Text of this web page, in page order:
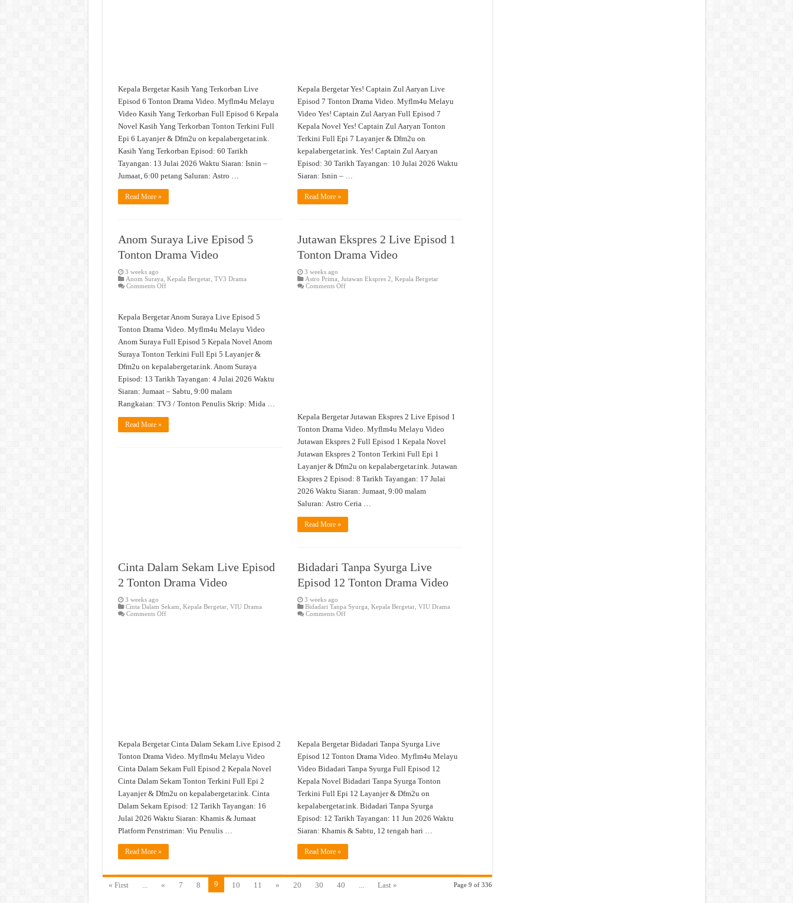
Kepala Bergetar Kasih Yang Terkorban Live
Episod 6 Tonton Drama Video. Myflm4u Melayu
Video Kasih Yang Terkorban Full Episod 6 Kepala
Novel Kasih Yang Terkorban Tonton Terkini Full
Epi 6 Layanjer & Dfm2u on kepalabergetar.ink.
Kasih Yang Terkorban Episod: 60 Tarikh
Tayangan: 13 Julai 2026 Waktu Siaran: Isnin –
Jumaat, 6:00 petang Saluran: Astro …
Read More »
Kepala Bergetar Yes! Captain Zul Aaryan Live
Episod 7 Tonton Drama Video. Myflm4u Melayu
Video Yes! Captain Zul Aaryan Full Episod 7
Kepala Novel Yes! Captain Zul Aaryan Tonton
Terkini Full Epi 7 Layanjer & Dfm2u on
kepalabergetar.ink. Yes! Captain Zul Aaryan
Episod: 30 Tarikh Tayangan: 10 Julai 2026 Waktu
Siaran: Isnin – …
Read More »
Anom Suraya Live Episod 5
Tonton Drama Video
3 weeks ago
Anom Suraya Kepala Bergetar, TV3 Drama
Comments Offon
Episod
5
Tonton
Video
Kepala Bergetar Anom Suraya Live Episod 5
Tonton Drama Video. Myflm4u Melayu Video
Anom Suraya Full Episod 5 Kepala Novel Anom
Suraya Tonton Terkini Full Epi 5 Layanjer &
Dfm2u on kepalabergetar.ink. Anom Suraya
Episod: 13 Tarikh Tayangan: 4 Julai 2026 Waktu
Siaran: Jumaat – Sabtu, 9:00 malam
Rangkaian: TV3 / Tonton Penulis Skrip: Mida …
Read More »
Jutawan Ekspres 2 Live Episod 1
Tonton Drama Video
3 weeks ago
Astro Prima ,Jutawan Ekspres 2 ,Kepala Bergetar
Comments Offon
Kepala Bergetar Jutawan Ekspres 2 Live Episod 1
Tonton Drama Video. Myflm4u Melayu Video
Jutawan Ekspres 2 Full Episod 1 Kepala Novel
Jutawan Ekspres 2 Tonton Terkini Full Epi 1
Layanjer & Dfm2u on kepalabergetar.ink. Jutawan
Ekspres 2 Episod: 8 Tarikh Tayangan: 17 Julai
2026 Waktu Siaran: Jumaat, 9:00 malam
Saluran: Astro Ceria …
Read More »
Cinta Dalam Sekam Live Episod
2 Tonton Drama Video
3 weeks ago
Cinta Dalam Sekam Kepala Bergetar, VIU Drama
Comments Offon
Kepala Bergetar Cinta Dalam Sekam Live Episod 2
Tonton Drama Video. Myflm4u Melayu Video
Cinta Dalam Sekam Full Episod 2 Kepala Novel
Cinta Dalam Sekam Tonton Terkini Full Epi 2
Layanjer & Dfm2u on kepalabergetar.ink. Cinta
Dalam Sekam Episod: 12 Tarikh Tayangan: 16
Julai 2026 Waktu Siaran: Khamis & Jumaat
Platform Penstriman: Viu Penulis …
Read More »
Bidadari Tanpa Syurga Live
Episod 12 Tonton Drama Video
3 weeks ago
Bidadari Tanpa Syurga ,Kepala Bergetar ,VIU Drama
Comments Offon
Kepala Bergetar Bidadari Tanpa Syurga Live
Episod 12 Tonton Drama Video. Myflm4u Melayu
Video Bidadari Tanpa Syurga Full Episod 12
Kepala Novel Bidadari Tanpa Syurga Tonton
Terkini Full Epi 12 Layanjer & Dfm2u on
kepalabergetar.ink. Bidadari Tanpa Syurga
Episod: 12 Tarikh Tayangan: 11 Jun 2026 Waktu
Siaran: Khamis & Sabtu, 12 tengah hari …
Read More »
Page 9 of 336
« First « 7 8 9 10 11 » 20 30 40 Last »